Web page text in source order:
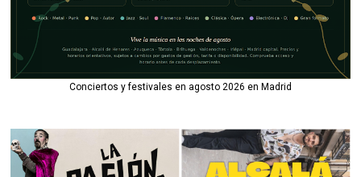
Conciertos y festivales en agosto 2026 en Madrid